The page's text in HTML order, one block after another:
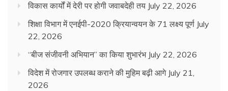
विकास कार्यों में देरी पर होगी जवाबदेही तय July 22, 2026
शिक्षा विभाग में एनईपी-2020 क्रियान्वयन के 71 लक्ष्य पूर्ण July
22, 2026
“बीज संजीवनी अभियान” का किया शुभारंभ July 22, 2026
विदेश में रोजगार उपलब्ध कराने की मुहिम बढ़ी आगे July 21,
2026